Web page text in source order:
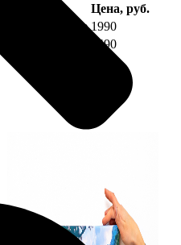
Цена, руб.
на подрамнике 1990
раме
4490